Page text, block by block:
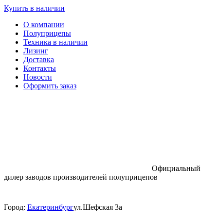
Купить в наличии
О компании
Полуприцепы
Техника в наличии
Лизинг
Доставка
Контакты
Новости
Оформить заказ
Официальный
дилер заводов производителей полуприцепов
Город: Екатеринбургул.Шефская 3а